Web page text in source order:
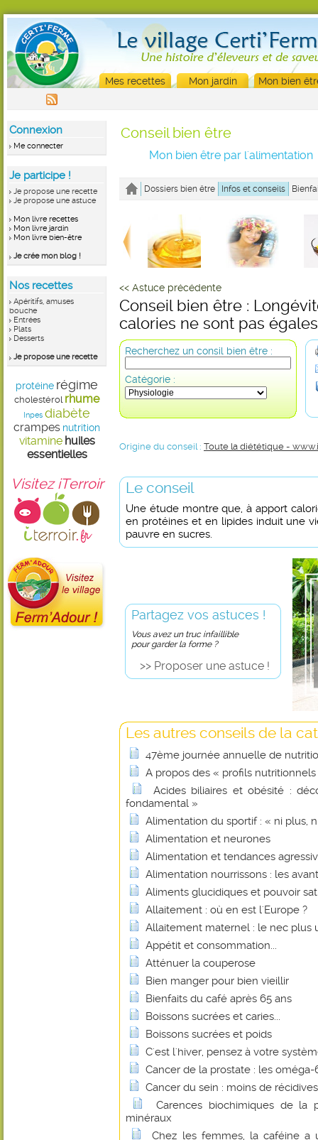
Mes recettes Mon jardin Mon bien
Connexion
Me connecter
Je participe !
Je propose une recette
Je propose une astuce
Mon livre recettes
Mon livre jardin
Mon livre bien-être
Je crée mon blog !
Nos recettes
Apéritifs, amuses
bouche
Entrées
Plats
Desserts
Je propose une recette
protéine régime
cholestérol rhume
Inpes diabète
crampes nutrition
vitamine huiles
essentielles
Visitez iTerroir
Conseil bien être
Mon bien être par l'alimentation
Dossiers bien être Infos et conseils
<< Astuce précédente
Conseil bien être :
calories ne sont pas
Recherchez un consil bien être :
Catégorie :
Origine du conseil : Toute la diététique -
Le conseil
Une étude montre que, à apport
en protéines et en lipides induit une
pauvre en sucres.
Partagez vos astuces !
Vous avez un truc infaillible
pour garder la forme ?
>> Proposer une astuce !
Les autres conseils de la
47ème journée annuelle de
A propos des « profils nutritionnels
Acides biliaires et obésité :
fondamental »
Alimentation du sportif : « ni plus,
Alimentation et neurones
Alimentation et tendances
Alimentation nourrissons : les
Aliments glucidiques et pouvoir
Allaitement : où en est l'Europe ?
Allaitement maternel : le nec plus
Appétit et consommation...
Atténuer la couperose
Bien manger pour bien vieillir
Bienfaits du café après 65 ans
Boissons sucrées et caries...
Boissons sucrées et poids
C'est l'hiver, pensez à votre
Cancer de la prostate : les oméga-
Cancer du sein : moins de
Carences biochimiques de la
minéraux
Chez les femmes, la caféine